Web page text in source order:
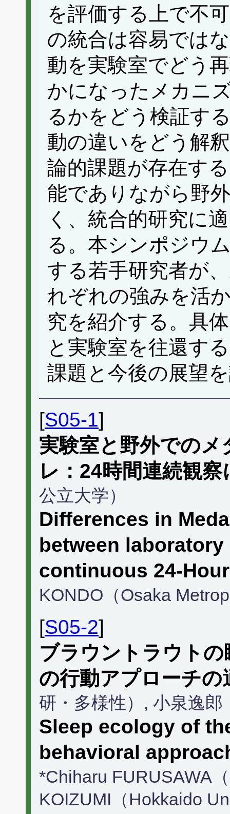
を評価する上で不
の統合は容易では
動を実験室でどう
かになったメカニ
るかをどう検証す
動の違いをどう解
論的課題が存在す
能でありながら野
く、統合的研究に
る。本シンポジウ
する若手研究者が
れぞれの強みを活
究を紹介する。具
と実験室を往還す
課題と今後の展望
[S05-1]
実験室と野外での
レ：24時間連続観
公立大学）
Differences in
between
continuous 24-
KONDO（Osaka
[S05-2]
ブラウントラウト
の行動アプローチの
研・多様性）, 小泉逸郎
Sleep ecology of
behavioral
*Chiharu FURUSAWA
KOIZUMI（Hokkaido